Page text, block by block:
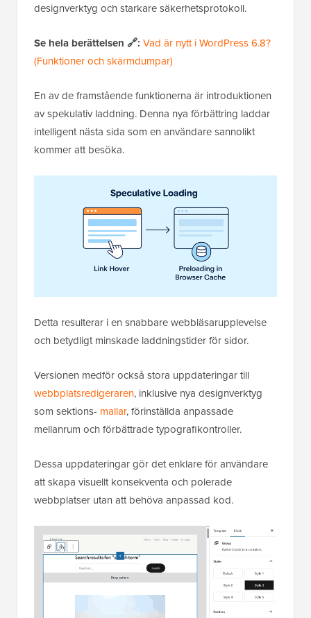
designverktyg och starkare säkerhetsprotokoll.
Se hela berättelsen 🔗: Vad är nytt i WordPress 6.8?
(Funktioner och skärmdumpar)
En av de framstående funktionerna är introduktionen
av spekulativ laddning. Denna nya förbättring laddar
intelligent nästa sida som en användare sannolikt
kommer att besöka.
Detta resulterar i en snabbare webbläsarupplevelse
och betydligt minskade laddningstider för sidor.
Versionen medför också stora uppdateringar till
webbplatsredigeraren, inklusive nya designverktyg
som sektions- mallar, förinställda anpassade
mellanrum och förbättrade typografikontroller.
Dessa uppdateringar gör det enklare för användare
att skapa visuellt konsekventa och polerade
webbplatser utan att behöva anpassad kod.